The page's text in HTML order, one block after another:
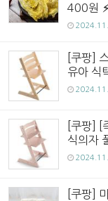
400원
[쿠팡]
유아 식
[쿠팡] [
식의자
[쿠팡]